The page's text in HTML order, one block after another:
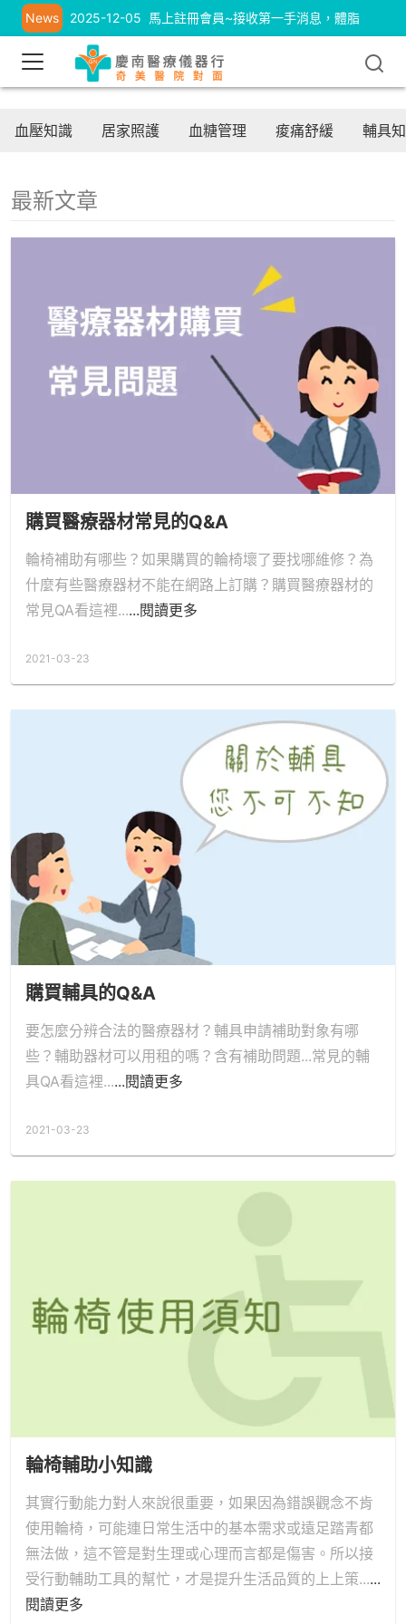
News 2025-12-05 馬上註冊會員~接收第一手消息，體脂
計、耳溫槍優惠中
血壓知識 居家照護 血糖管理 痠痛舒緩 輔具
最新文章
購買醫療器材常見的Q&A
輪椅補助有哪些？如果購買的輪椅壞了要找哪維修？為
什麼有些醫療器材不能在網路上訂購？購買醫療器材的
常見QA看這裡......閱讀更多
2021-03-23
購買輔具的Q&A
要怎麼分辨合法的醫療器材？輔具申請補助對象有哪
些？輔助器材可以用租的嗎？含有補助問題...常見的輔
具QA看這裡......閱讀更多
2021-03-23
輪椅輔助小知識
其實行動能力對人來說很重要，如果因為錯誤觀念不肯
使用輪椅，可能連日常生活中的基本需求或遠足踏青都
無法做，這不管是對生理或心理而言都是傷害。所以接
受行動輔助工具的幫忙，才是提升生活品質的上上策......
閱讀更多